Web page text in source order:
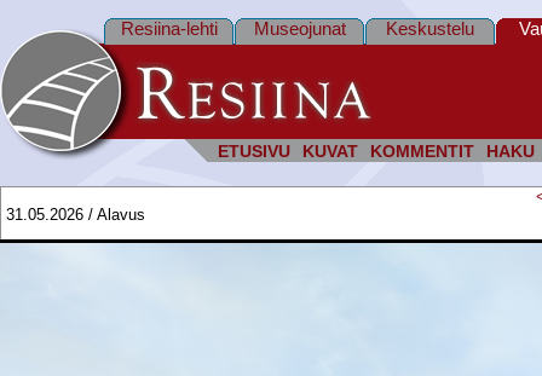
ETUSIVU KUVAT KOMMENTIT HAKU
Resiina-lehti Museojunat Keskustelu
31.05.2026 / Alavus